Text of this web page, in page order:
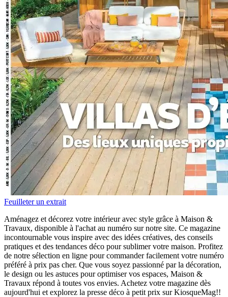
Feuilleter un extrait
Aménagez et décorez votre intérieur avec style grâce à Maison &
Travaux, disponible à l'achat au numéro sur notre site. Ce magazine
incontournable vous inspire avec des idées créatives, des conseils
pratiques et des tendances déco pour sublimer votre maison. Profitez
de notre sélection en ligne pour commander facilement votre numéro
préféré à prix pas cher. Que vous soyez passionné par la décoration,
le design ou les astuces pour optimiser vos espaces, Maison &
Travaux répond à toutes vos envies. Achetez votre magazine dès
aujourd'hui et explorez la presse déco à petit prix sur KiosqueMag!!